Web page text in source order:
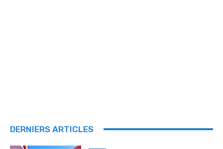
DERNIERS ARTICLES